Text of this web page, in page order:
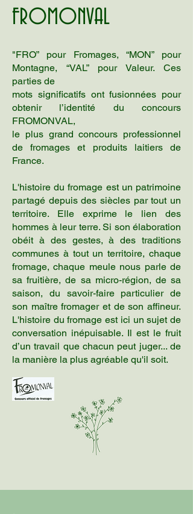
FROMONVAL
"FRO” pour Fromages, “MON” pour
Montagne, “VAL” pour Valeur. Ces
parties de
mots significatifs ont fusionnées pour
obtenir l’identité du concours
FROMONVAL,
le plus grand concours professionnel
de fromages et produits laitiers de
France.
L'histoire du fromage est un patrimoine
partagé depuis des siècles par tout un
territoire. Elle exprime le lien des
hommes à leur terre. Si son élaboration
obéit à des gestes, à des traditions
communes à tout un territoire, chaque
fromage, chaque meule nous parle de
sa fruitière, de sa micro-région, de sa
saison, du savoir-faire particulier de
son maître fromager et de son affineur.
L'histoire du fromage est ici un sujet de
conversation inépuisable. Il est le fruit
d’un travail que chacun peut juger... de
la manière la plus agréable qu'il soit.